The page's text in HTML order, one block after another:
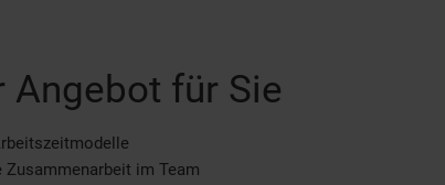
Angebot für Sie
Zusammenarbeit im Team